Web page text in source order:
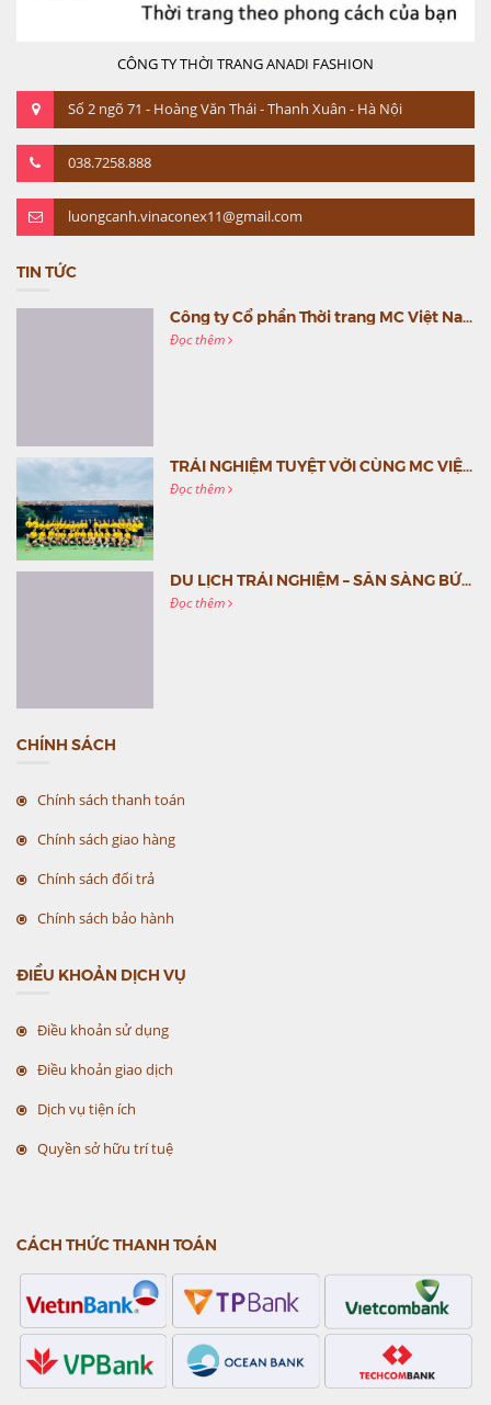
CÔNG TY THỜI TRANG ANADI FASHION
Số 2 ngõ 71 - Hoàng Văn Thái - Thanh Xuân - Hà Nội
038.7258.888
luongcanh.vinaconex11@gmail.com
TIN TỨC
Công ty Cổ phần Thời trang MC Việt Nam (MC Fashion) tổ chức Gala mừng sinh nhật lần thứ 9
Đọc thêm
TRẢI NGHIỆM TUYỆT VỜI CÙNG MC VIỆT NAM
Đọc thêm
DU LỊCH TRẢI NGHIỆM – SẴN SÀNG BỨT PHÁ CÙNG MC VIỆT NAM
Đọc thêm
CHÍNH SÁCH
Chính sách thanh toán
Chính sách giao hàng
Chính sách đổi trả
Chính sách bảo hành
ĐIỀU KHOẢN DỊCH VỤ
Điều khoản sử dụng
Điều khoản giao dịch
Dịch vụ tiện ích
Quyền sở hữu trí tuệ
CÁCH THỨC THANH TOÁN